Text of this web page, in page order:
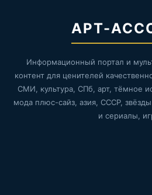
АРТ-
Информационный портал и
контент для ценителей
СМИ, культура, СПб, арт, тёмное
мода плюс-сайз, азия, СССР,
и сериалы,